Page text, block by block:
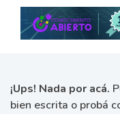
¡Ups! Nada por acá.
bien escrita o probá